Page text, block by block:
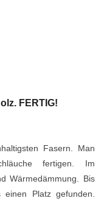
FERTIG!
Fasern. Man
fertigen. Im
Wärmedämmung. Bis
einen Platz gefunden.